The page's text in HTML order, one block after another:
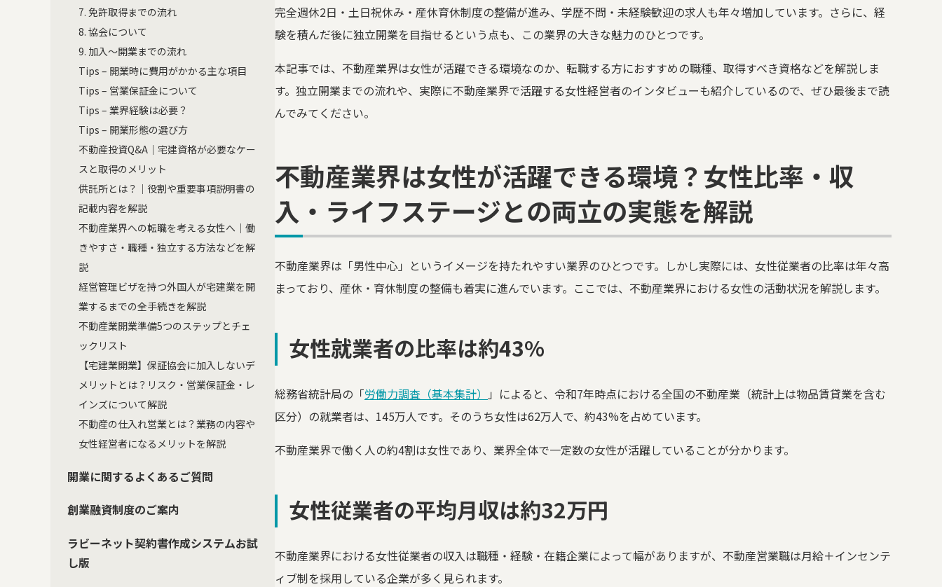
完全週休2日・土日祝休み・産休育休制度の整備が進み、学歴不問・未経験歓迎の求人も年々増加しています。さらに、経
験を積んだ後に独立開業を目指せるという点も、この業界の大きな魅力のひとつです。
本記事では、不動産業界は女性が活躍できる環境なのか、転職する方におすすめの職種、取得すべき資格などを解説しま
す。独立開業までの流れや、実際に不動産業界で活躍する女性経営者のインタビューも紹介しているので、ぜひ最後まで読
んでみてください。
不動産業界は女性が活躍できる環境？女性比率・収
入・ライフステージとの両立の実態を解説
不動産業界は「男性中心」というイメージを持たれやすい業界のひとつです。しかし実際には、女性従業者の比率は年々高
まっており、産休・育休制度の整備も着実に進んでいます。ここでは、不動産業界における女性の活動状況を解説します。
女性就業者の比率は約43%
総務省統計局の「労働力調査（基本集計）
」によると、令和7年時点における全国の不動産業（統計上は物品賃貸業を含む
区分）の就業者は、145万人です。そのうち女性は62万人で、約43%を占めています。
不動産業界で働く人の約4割は女性であり、業界全体で一定数の女性が活躍していることが分かります。
女性従業者の平均月収は約32万円
不動産業界における女性従業者の収入は職種・経験・在籍企業によって幅がありますが、不動産営業職は月給＋インセンテ
ィブ制を採用している企業が多く見られます。
7. 免許取得までの流れ
8. 協会について
9. 加入〜開業までの流れ
Tips – 開業時に費用がかかる主な項目
Tips – 営業保証金について
Tips – 業界経験は必要？
Tips – 開業形態の選び方
不動産投資Q&A｜宅建資格が必要なケー
スと取得のメリット
供託所とは？｜役割や重要事項説明書の
記載内容を解説
不動産業界への転職を考える女性へ｜働
きやすさ・職種・独立する方法などを解
説
経営管理ビザを持つ外国人が宅建業を開
業するまでの全手続きを解説
不動産業開業準備5つのステップとチェ
ックリスト
【宅建業開業】保証協会に加入しないデ
メリットとは？リスク・営業保証金・レ
インズについて解説
不動産の仕入れ営業とは？業務の内容や
女性経営者になるメリットを解説
開業に関するよくあるご質問
創業融資制度のご案内
ラビーネット契約書作成システムお試
し版